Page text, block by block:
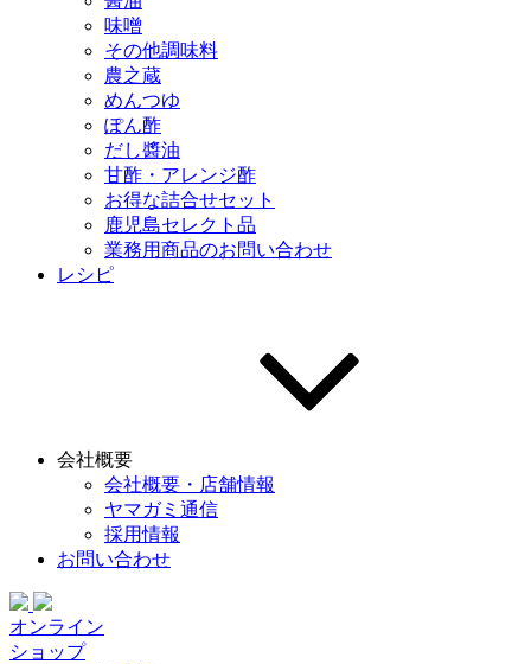
味噌
その他調味料
農之蔵
めんつゆ
ぽん酢
だし醬油
甘酢・アレンジ酢
お得な詰合せセット
鹿児島セレクト品
業務用商品のお問い合わせ
レシピ
会社概要
会社概要・店舗情報
ヤマガミ通信
採用情報
お問い合わせ
オンライン
ショップ